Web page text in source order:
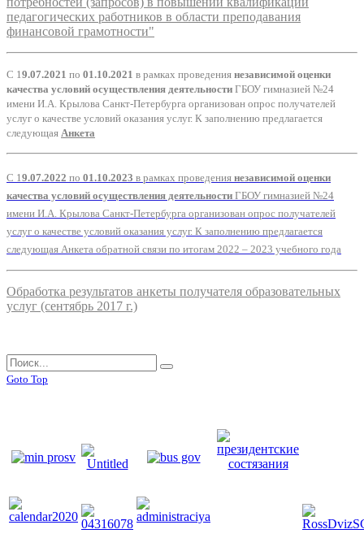
педагогических работников в области преподавания
финансовой грамотности"
С 1 9.07.2021 по 01.10.2021 в рамках проведения независимой оценки
качества условий осуществления деятельности ГБОУ гимназией №24
имени И.А. Крылова Санкт-Петербурга организован опрос получателей
услуг о качестве условий оказания услуг. К заполнению предлагается
следующая Анкета
С 1 9.07.2022 по 01.10.2023 в рамках проведения независимой оценки
качества условий осуществления деятельности ГБОУ гимназией №24
имени И.А. Крылова Санкт-Петербурга организован опрос получателей
услуг о качестве условий оказания услуг. К заполнению предлагается
следующая Анкета обратной связи по итогам 2022 – 2023 учебного года
Обработка результатов анкеты получателя образовательных
услуг (сентябрь 2017 г.)
Goto Top